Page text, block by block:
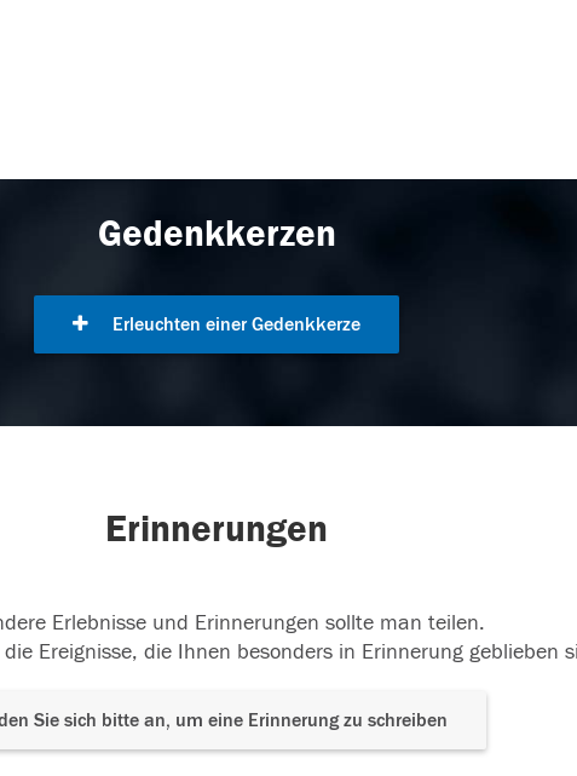
Gedenkkerzen
Erleuchten einer Gedenkkerze
Erinnerungen
Erlebnisse und Erinnerungen sollte man teilen.
Ereignisse, die Ihnen besonders in Erinnerung geblieben
Sie sich bitte an, um eine Erinnerung zu schreiben